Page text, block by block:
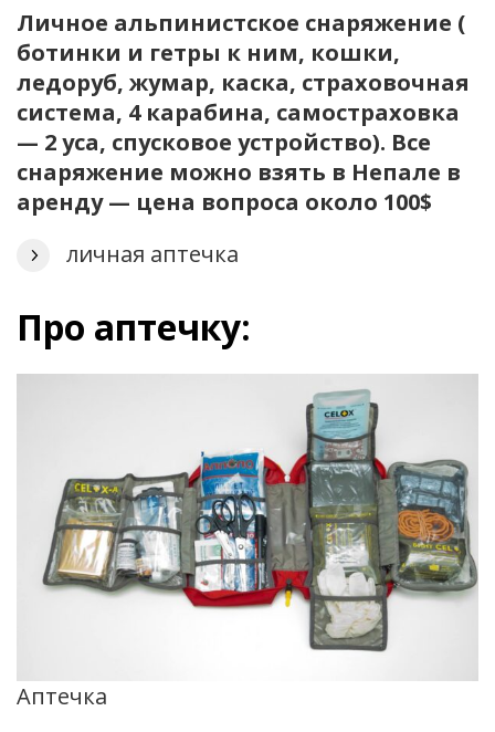
Личное альпинистское снаряжение (
ботинки и гетры к ним, кошки,
ледоруб, жумар, каска, страховочная
система, 4 карабина, самостраховка
— 2 уса, спусковое устройство). Все
снаряжение можно взять в Непале в
аренду — цена вопроса около 100$
личная аптечка
Про аптечку:
Аптечка